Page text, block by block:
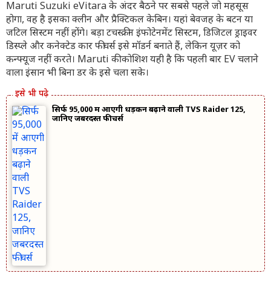
Maruti Suzuki eVitara के अंदर बैठने पर सबसे पहले जो महसूस
होगा, वह है इसका क्लीन और प्रैक्टिकल केबिन। यहां बेवजह के बटन या
जटिल सिस्टम नहीं होंगे। बड़ा टचस्क्रीन इंफोटेनमेंट सिस्टम, डिजिटल ड्राइवर
डिस्प्ले और कनेक्टेड कार फीचर्स इसे मॉडर्न बनाते हैं, लेकिन यूज़र को
कन्फ्यूज नहीं करते। Maruti की कोशिश यही है कि पहली बार EV चलाने
वाला इंसान भी बिना डर के इसे चला सके।
सिर्फ 95,000 में आएगी धड़कन बढ़ाने वाली TVS Raider 125,
जानिए जबरदस्त फीचर्स